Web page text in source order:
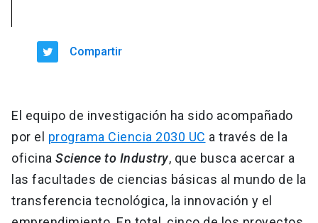
Compartir
El equipo de investigación ha sido acompañado
por el programa Ciencia 2030 UC a través de la
oficina Science to Industry, que busca acercar a
las facultades de ciencias básicas al mundo de la
transferencia tecnológica, la innovación y el